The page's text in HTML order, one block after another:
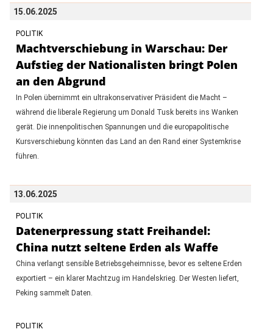
15.06.2025
POLITIK
Machtverschiebung in Warschau: Der
Aufstieg der Nationalisten bringt Polen
an den Abgrund
In Polen übernimmt ein ultrakonservativer Präsident die Macht –
während die liberale Regierung um Donald Tusk bereits ins Wanken
gerät. Die innenpolitischen Spannungen und die europapolitische
Kursverschiebung könnten das Land an den Rand einer Systemkrise
führen.
13.06.2025
POLITIK
Datenerpressung statt Freihandel:
China nutzt seltene Erden als Waffe
China verlangt sensible Betriebsgeheimnisse, bevor es seltene Erden
exportiert – ein klarer Machtzug im Handelskrieg. Der Westen liefert,
Peking sammelt Daten.
POLITIK